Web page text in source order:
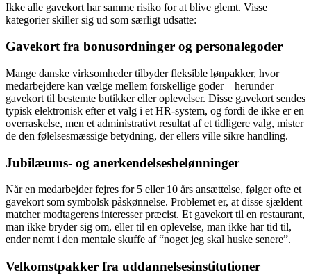
Ikke alle gavekort har samme risiko for at blive glemt. Visse
kategorier skiller sig ud som særligt udsatte:
Gavekort fra bonusordninger og personalegoder
Mange danske virksomheder tilbyder fleksible lønpakker, hvor
medarbejdere kan vælge mellem forskellige goder – herunder
gavekort til bestemte butikker eller oplevelser. Disse gavekort sendes
typisk elektronisk efter et valg i et HR-system, og fordi de ikke er en
overraskelse, men et administrativt resultat af et tidligere valg, mister
de den følelsesmæssige betydning, der ellers ville sikre handling.
Jubilæums- og anerkendelsesbelønninger
Når en medarbejder fejres for 5 eller 10 års ansættelse, følger ofte et
gavekort som symbolsk påskønnelse. Problemet er, at disse sjældent
matcher modtagerens interesser præcist. Et gavekort til en restaurant,
man ikke bryder sig om, eller til en oplevelse, man ikke har tid til,
ender nemt i den mentale skuffe af “noget jeg skal huske senere”.
Velkomstpakker fra uddannelsesinstitutioner